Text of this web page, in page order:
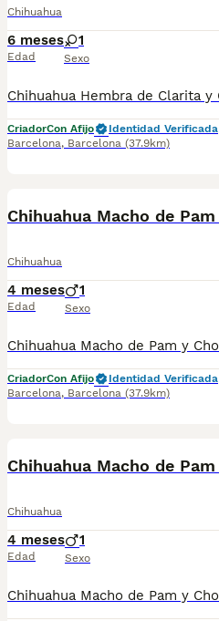
Chihuahua
6 meses
Edad
1
Sexo
CriadorCon Afijo
Identidad Verificada
Barcelona, Barcelona (37.9km)
Chihuahua
4 meses
Edad
1
Sexo
CriadorCon Afijo
Identidad Verificada
Barcelona, Barcelona (37.9km)
Chihuahua
4 meses
Edad
1
Sexo